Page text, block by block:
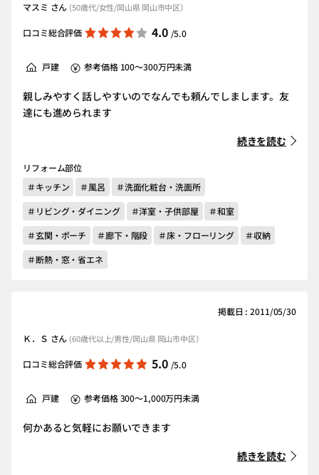
マスミ さん (50歳代/女性/岡山県 岡山市中区）
口コミ総合評価 4.0 /5.0
戸建 参考価格 100～300万円未満
親しみやすく話しやすいのでなんでも頼んでしまします。友
達にも進められます
続きを読む
リフォーム部位
＃キッチン
＃風呂
＃洗面化粧台・洗面所
＃リビング・ダイニング
＃洋室・子供部屋
＃和室
＃玄関・ポーチ
＃廊下・階段 ＃床・フローリング
＃収納
＃断熱・窓・省エネ
掲載日 : 2011/05/30
Ｋ．Ｓ さん (60歳代以上/男性/岡山県 岡山市中区）
口コミ総合評価 5.0 /5.0
戸建 参考価格 300～1,000万円未満
何かあると気軽にお願いできます
続きを読む